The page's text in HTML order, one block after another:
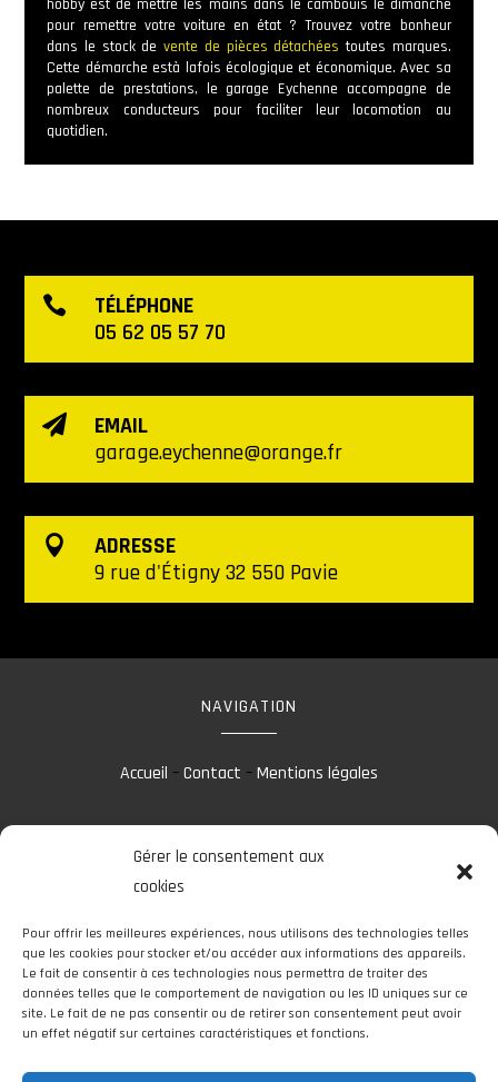
Gérer le consentement aux
cookies
Pour offrir les meilleures expériences, nous utilisons des technologies telles
que les cookies pour stocker et/ou accéder aux informations des appareils.
Le fait de consentir à ces technologies nous permettra de traiter des
données telles que le comportement de navigation ou les ID uniques sur ce
site. Le fait de ne pas consentir ou de retirer son consentement peut avoir
un effet négatif sur certaines caractéristiques et fonctions.
hobby est de mettre les mains dans le cambouis le dimanche
pour remettre votre voiture en état ? Trouvez votre bonheur
dans le stock devente de pièces détachées toutes marques.
Cette démarche està lafois écologique et économique. Avec sa
palette de prestations, le garage Eychenne accompagne de
nombreux conducteurs pour faciliter leur locomotion au
quotidien.

TÉLÉPHONE
05 62 05 57 70

EMAIL
garage.eychenne@orange.fr

ADRESSE
9 rue d'Étigny 32 550 Pavie
NAVIGATION
Accueil –Contact –Mentions légales